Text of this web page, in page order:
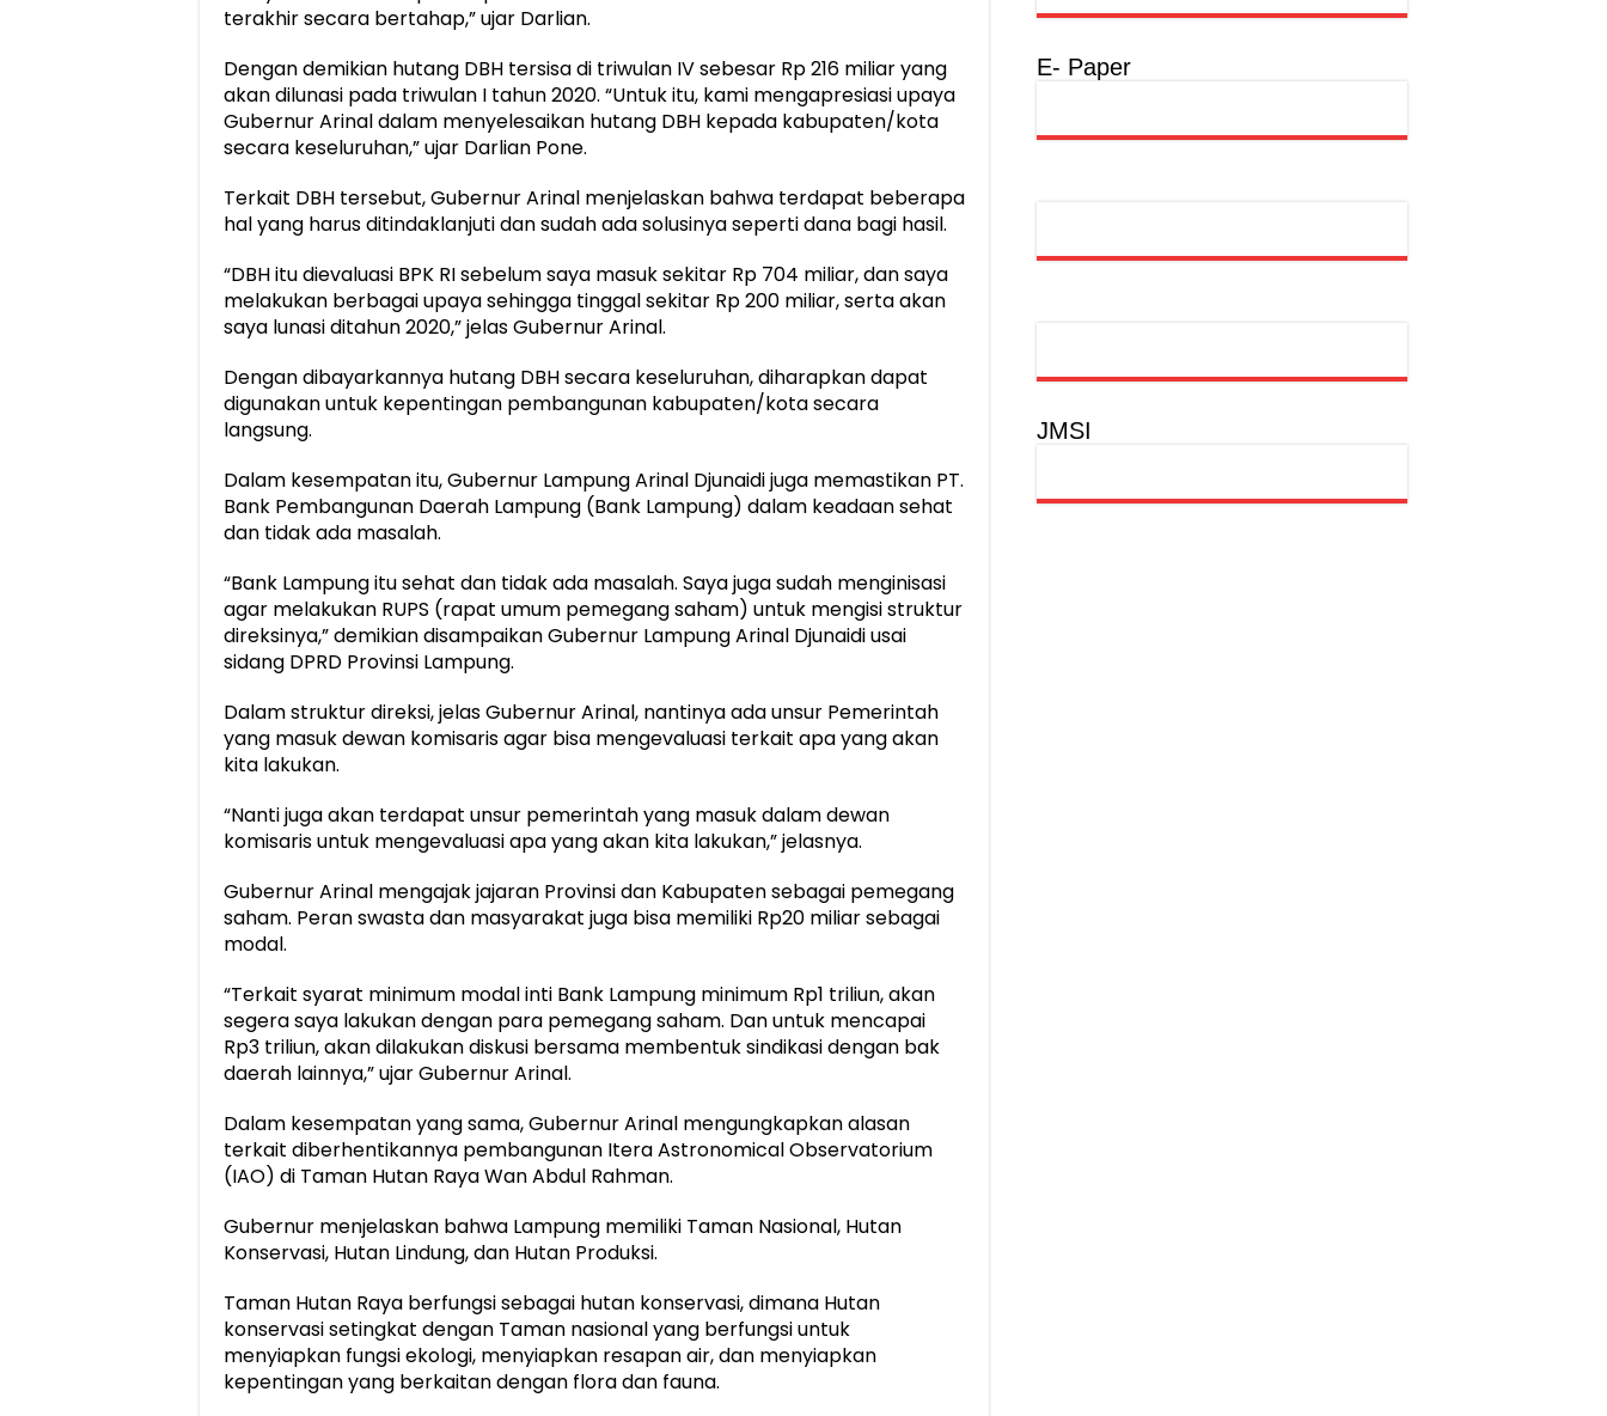
terakhir secara bertahap,” ujar Darlian.
Dengan demikian hutang DBH tersisa di triwulan IV sebesar Rp 216 miliar yang
akan dilunasi pada triwulan I tahun 2020. “Untuk itu, kami mengapresiasi upaya
Gubernur Arinal dalam menyelesaikan hutang DBH kepada kabupaten/kota
secara keseluruhan,” ujar Darlian Pone.
Terkait DBH tersebut, Gubernur Arinal menjelaskan bahwa terdapat beberapa
hal yang harus ditindaklanjuti dan sudah ada solusinya seperti dana bagi hasil.
“DBH itu dievaluasi BPK RI sebelum saya masuk sekitar Rp 704 miliar, dan saya
melakukan berbagai upaya sehingga tinggal sekitar Rp 200 miliar, serta akan
saya lunasi ditahun 2020,” jelas Gubernur Arinal.
Dengan dibayarkannya hutang DBH secara keseluruhan, diharapkan dapat
digunakan untuk kepentingan pembangunan kabupaten/kota secara
langsung.
Dalam kesempatan itu, Gubernur Lampung Arinal Djunaidi juga memastikan PT.
Bank Pembangunan Daerah Lampung (Bank Lampung) dalam keadaan sehat
dan tidak ada masalah.
“Bank Lampung itu sehat dan tidak ada masalah. Saya juga sudah menginisasi
agar melakukan RUPS (rapat umum pemegang saham) untuk mengisi struktur
direksinya,” demikian disampaikan Gubernur Lampung Arinal Djunaidi usai
sidang DPRD Provinsi Lampung.
Dalam struktur direksi, jelas Gubernur Arinal, nantinya ada unsur Pemerintah
yang masuk dewan komisaris agar bisa mengevaluasi terkait apa yang akan
kita lakukan.
“Nanti juga akan terdapat unsur pemerintah yang masuk dalam dewan
komisaris untuk mengevaluasi apa yang akan kita lakukan,” jelasnya.
Gubernur Arinal mengajak jajaran Provinsi dan Kabupaten sebagai pemegang
saham. Peran swasta dan masyarakat juga bisa memiliki Rp20 miliar sebagai
modal.
“Terkait syarat minimum modal inti Bank Lampung minimum Rp1 triliun, akan
segera saya lakukan dengan para pemegang saham. Dan untuk mencapai
Rp3 triliun, akan dilakukan diskusi bersama membentuk sindikasi dengan bak
daerah lainnya,” ujar Gubernur Arinal.
Dalam kesempatan yang sama, Gubernur Arinal mengungkapkan alasan
terkait diberhentikannya pembangunan Itera Astronomical Observatorium
(IAO) di Taman Hutan Raya Wan Abdul Rahman.
Gubernur menjelaskan bahwa Lampung memiliki Taman Nasional, Hutan
Konservasi, Hutan Lindung, dan Hutan Produksi.
Taman Hutan Raya berfungsi sebagai hutan konservasi, dimana Hutan
konservasi setingkat dengan Taman nasional yang berfungsi untuk
menyiapkan fungsi ekologi, menyiapkan resapan air, dan menyiapkan
kepentingan yang berkaitan dengan flora dan fauna.
E- Paper
JMSI